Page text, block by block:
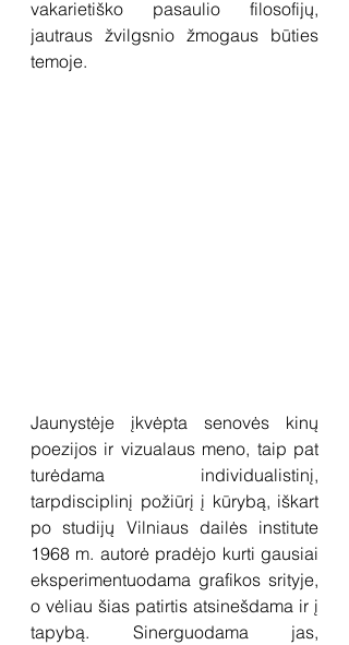
vakarietiško pasaulio filosofijų,
jautraus žvilgsnio žmogaus būties
temoje.
Jaunystėje įkvėpta senovės kinų
poezijos ir vizualaus meno, taip pat
turėdama individualistinį,
tarpdisciplinį požiūrį į kūrybą, iškart
po studijų Vilniaus dailės institute
1968 m. autorė pradėjo kurti gausiai
eksperimentuodama grafikos srityje,
o vėliau šias patirtis atsinešdama ir į
tapybą. Sinerguodama jas,